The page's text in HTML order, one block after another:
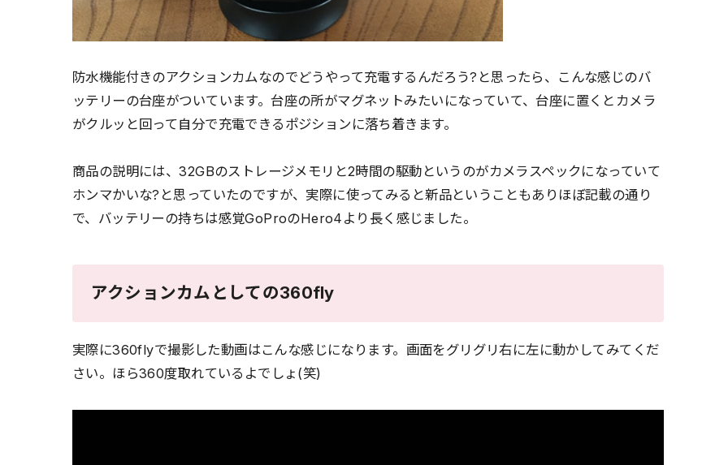
防水機能付きのアクションカムなのでどうやって充電するんだろう?と思ったら、こんな感じのバ
ッテリーの台座がついています。台座の所がマグネットみたいになっていて、台座に置くとカメラ
がクルッと回って自分で充電できるポジションに落ち着きます。
商品の説明には、32GBのストレージメモリと2時間の駆動というのがカメラスペックになっていて
ホンマかいな?と思っていたのですが、実際に使ってみると新品ということもありほぼ記載の通り
で、バッテリーの持ちは感覚GoProのHero4より長く感じました。
アクションカムとしての360fly
実際に360flyで撮影した動画はこんな感じになります。画面をグリグリ右に左に動かしてみてくだ
さい。ほら360度取れているよでしょ(笑)